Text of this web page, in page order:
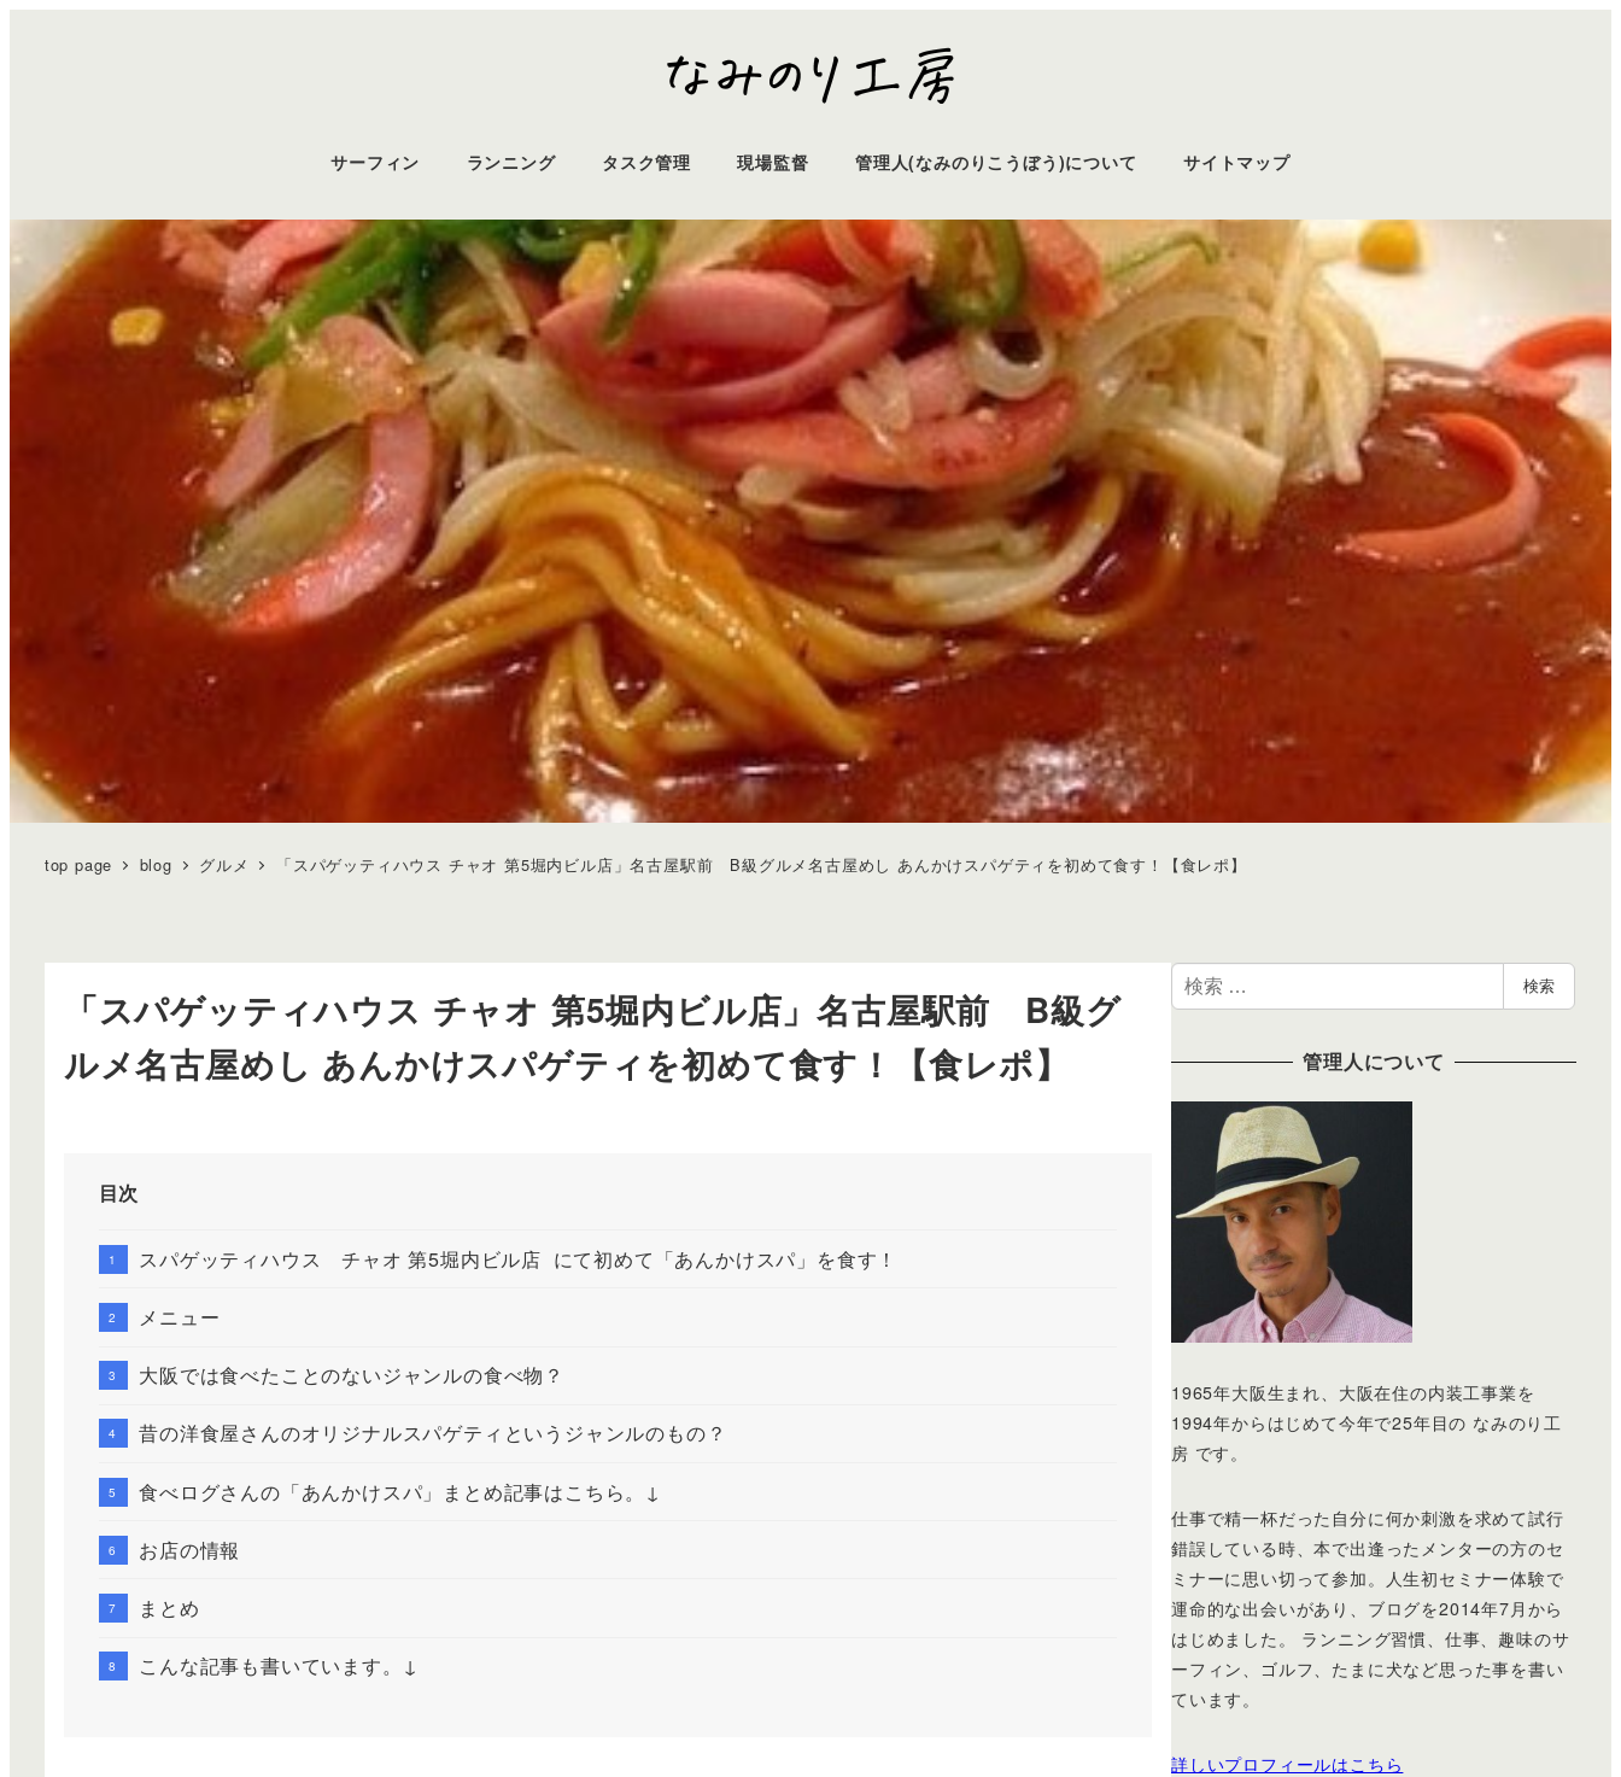
サーフィン ランニング タスク管理 現場監督 管理人(なみのりこうぼう)について サイトマップ
top page blog グルメ 「スパゲッティハウス チャオ 第5堀内ビル店」名古屋駅前 B級グルメ名古屋めし あんかけスパゲティを初めて食す！【食レポ】
「スパゲッティハウス チャオ 第5堀内ビル店」名古屋駅前 B級グ
ルメ名古屋めし あんかけスパゲティを初めて食す！【食レポ】
目次
スパゲッティハウス チャオ 第5堀内ビル店 にて初めて「あんかけスパ」を食す！
メニュー
大阪では食べたことのないジャンルの食べ物？
昔の洋食屋さんのオリジナルスパゲティというジャンルのもの？
食べログさんの「あんかけスパ」まとめ記事はこちら。↓
お店の情報
まとめ
こんな記事も書いています。↓
検
索
検索
管理人について
1965年大阪生まれ、大阪在住の内装工事業を
1994年からはじめて今年で25年目の なみのり工
房 です。
仕事で精一杯だった自分に何か刺激を求めて試行
錯誤している時、本で出逢ったメンターの方のセ
ミナーに思い切って参加。人生初セミナー体験で
運命的な出会いがあり、ブログを2014年7月から
はじめました。 ランニング習慣、仕事、趣味のサ
ーフィン、ゴルフ、たまに犬など思った事を書い
ています。
詳しいプロフィールはこちら